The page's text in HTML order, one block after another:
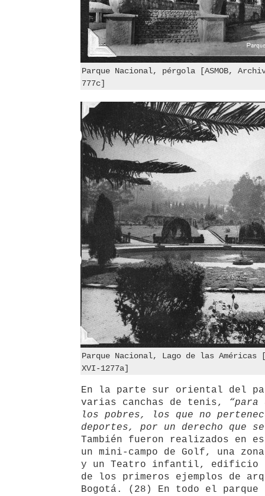
Parque Nacional, pérgola [ASMOB,
777c]
Parque Nacional, Lago de las
XVI-1277a]
En la parte sur oriental del
varias canchas de tenis,
“para
los pobres, los que no
deportes, por un derecho que
También fueron realizados en
un mini-campo de Golf, una
y un Teatro infantil, edificio
de los primeros ejemplos de
Bogotá. (28) En todo el